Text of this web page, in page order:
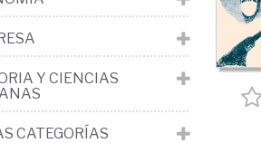
Y CIENCIAS
CATEGORÍAS